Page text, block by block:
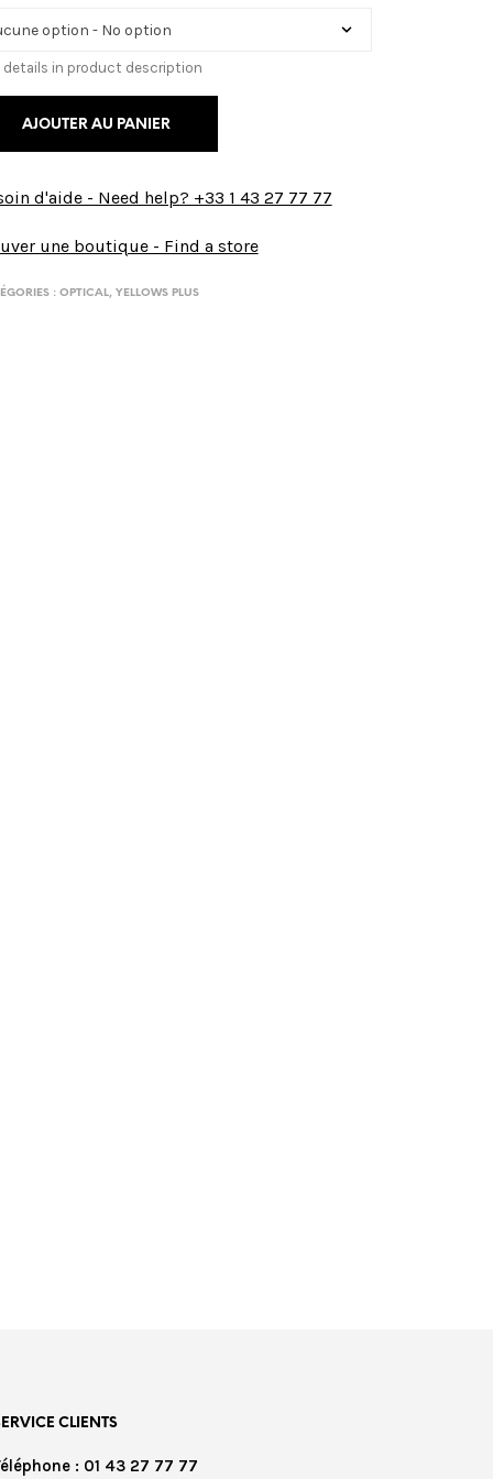
details in product description
AJOUTER AU PANIER
d'aide - Need help? +33 1 43 27 77 77
une boutique - Find a store
: OPTICAL, YELLOWS PLUS
CLIENTS
: 01 43 27 77 77